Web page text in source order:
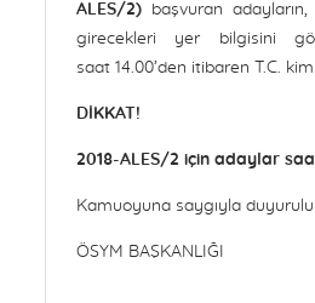
ALES/2) başvuran
girecekleri yer bilgisini
saat 14.00’den itibaren T.C.
DİKKAT!
2018-ALES/2 için adaylar
Kamuoyuna saygıyla
ÖSYM BAŞKANLIĞI